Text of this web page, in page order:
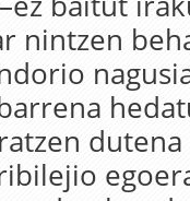
nintzen